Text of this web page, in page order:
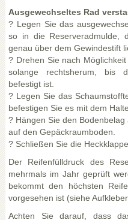
Ausgewechseltes Rad
? Legen Sie das
so in die Reserveradmulde,
genau über dem Gewindestift
? Drehen Sie nach
solange rechtsherum, bis
befestigt ist.
? Legen Sie das
befestigen Sie es mit dem
? Hängen Sie den
auf den Gepäckraumboden.
? Schließen Sie die
Der Reifenfülldruck des
mehrmals im Jahr geprüft
bekommt den höchsten
vorgesehen ist (siehe
Achten Sie darauf, dass